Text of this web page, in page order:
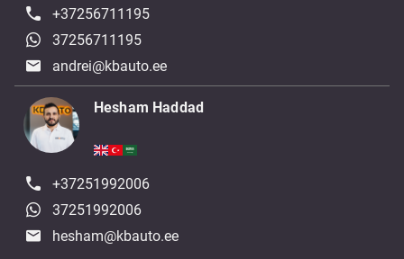
+37256711195
37256711195
andrei@kbauto.ee
Hesham Haddad
+37251992006
37251992006
hesham@kbauto.ee